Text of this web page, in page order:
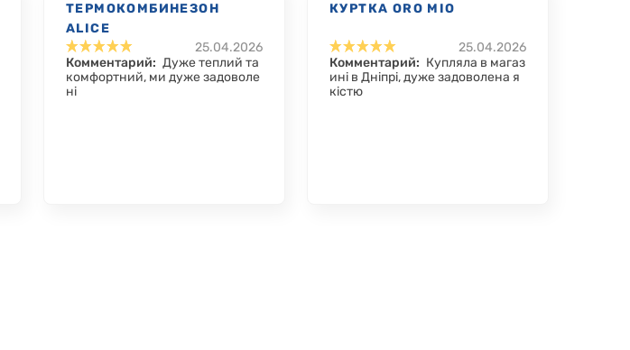
ТЕРМОКОМБИНЕЗОН
ALICE
25.04.2026
Комментарий: Дуже теплий та
комфортний, ми дуже задоволе
ні
КУРТКА ORO MIO
25.04.2026
Комментарий: Купляла в магаз
ині в Дніпрі, дуже задоволена я
кістю